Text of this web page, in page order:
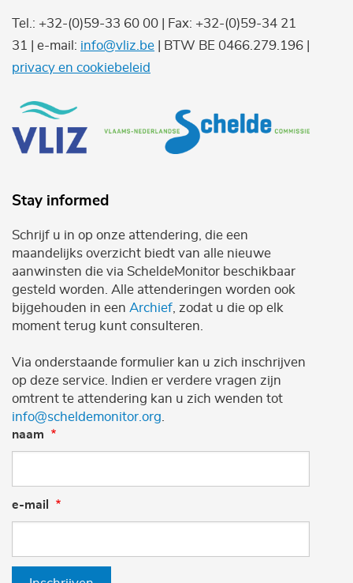
Tel.: +32-(0)59-33 60 00 | Fax: +32-(0)59-34 21
31 | e-mail: info@vliz.be | BTW BE 0466.279.196 |
privacy en cookiebeleid
Stay informed
Schrijf u in op onze attendering, die een
maandelijks overzicht biedt van alle nieuwe
aanwinsten die via ScheldeMonitor beschikbaar
gesteld worden. Alle attenderingen worden ook
bijgehouden in een Archief , zodat u die op elk
moment terug kunt consulteren.
Via onderstaande formulier kan u zich inschrijven
op deze service. Indien er verdere vragen zijn
omtrent te attendering kan u zich wenden tot
info@scheldemonitor.org
naam
e-mail